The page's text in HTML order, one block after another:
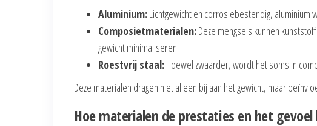
Aluminium:Lichtgewicht en corrosiebestendig,
Composietmaterialen:Deze mengsels kunnen
gewicht minimaliseren.
Roestvrij staal:Hoewel zwaarder, wordt het soms in
Deze materialen dragen niet alleen bij aan het gewicht, maar
Hoe materialen de prestaties en het